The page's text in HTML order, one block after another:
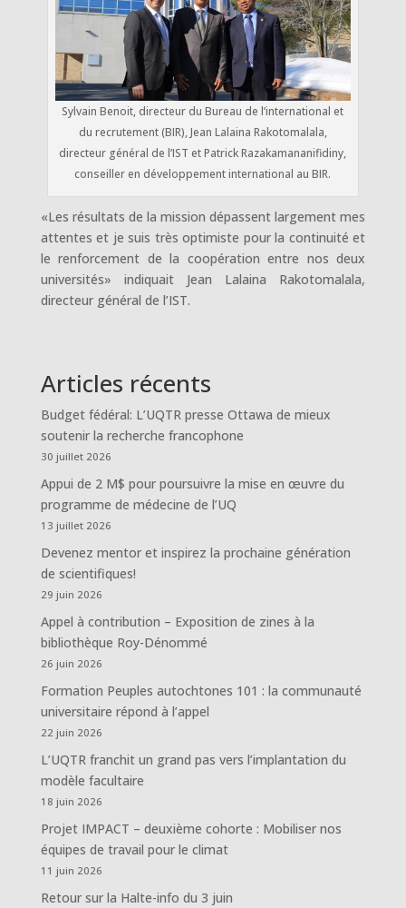
Sylvain Benoit, directeur du Bureau de l’international et
du recrutement (BIR), Jean Lalaina Rakotomalala,
directeur général de l’IST et Patrick Razakamananifidiny,
conseiller en développement international au BIR.
«Les résultats de la mission dépassent largement mes
attentes et je suis très optimiste pour la continuité et
le renforcement de la coopération entre nos deux
universités» indiquait Jean Lalaina Rakotomalala,
directeur général de l’IST.
Articles récents
Budget fédéral: L’UQTR presse Ottawa de mieux
soutenir la recherche francophone
30 juillet 2026
Appui de 2 M$ pour poursuivre la mise en œuvre du
programme de médecine de l’UQ
13 juillet 2026
Devenez mentor et inspirez la prochaine génération
de scientifiques!
29 juin 2026
Appel à contribution – Exposition de zines à la
bibliothèque Roy-Dénommé
26 juin 2026
Formation Peuples autochtones 101 : la communauté
universitaire répond à l’appel
22 juin 2026
L’UQTR franchit un grand pas vers l’implantation du
modèle facultaire
18 juin 2026
Projet IMPACT – deuxième cohorte : Mobiliser nos
équipes de travail pour le climat
11 juin 2026
Retour sur la Halte-info du 3 juin